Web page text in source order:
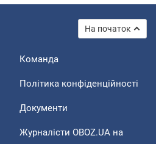
На початок
Команда
Політика конфіденційності
Документи
Журналісти OBOZ.UA на